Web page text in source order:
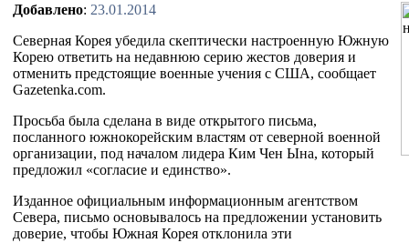
Добавлено: 23.01.2014
Северная Корея убедила скептически настроенную Южную
Корею ответить на недавнюю серию жестов доверия и
отменить предстоящие военные учения с США, сообщает
Gazetenka.com.
Просьба была сделана в виде открытого письма,
посланного южнокорейским властям от северной военной
организации, под началом лидера Ким Чен Ына, который
предложил «согласие и единство».
Изданное официальным информационным агентством
Севера, письмо основывалось на предложении установить
доверие, чтобы Южная Корея отклонила эти